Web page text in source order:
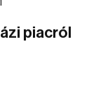
piacról